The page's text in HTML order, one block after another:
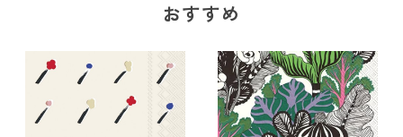
おすすめ